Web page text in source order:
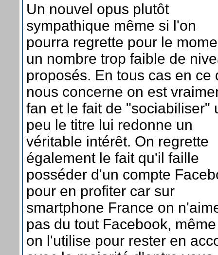
Un nouvel opus plutôt
sympathique même si l'on
pourra regrette pour le
un nombre trop faible de
proposés. En tous cas en ce
nous concerne on est
fan et le fait de "sociabiliser"
peu le titre lui redonne un
véritable intérêt. On regrette
également le fait qu'il faille
posséder d'un compte
pour en profiter car sur
smartphone France on
pas du tout Facebook,
on l'utilise pour rester en